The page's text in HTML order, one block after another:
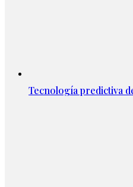
Tecnología predictiva